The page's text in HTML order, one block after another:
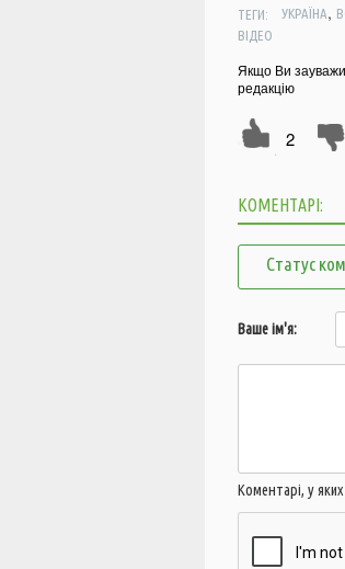
ТЕГИ: УКРАЇНА,
ВІДЕО
Якщо Ви
редакцію
2
КОМЕНТАРІ:
Статус
Ваше ім'я:
Коментарі, у